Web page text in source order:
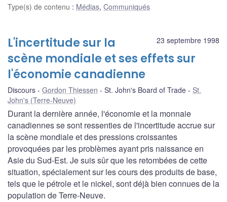
Type(s) de contenu : Médias, Communiqués
23 septembre 1998
L'incertitude sur la
scène mondiale et ses effets sur
l'économie canadienne
Discours Gordon Thiessen St. John's Board of Trade
St.
John's (Terre-Neuve)
Durant la dernière année, l'économie et la monnaie
canadiennes se sont ressenties de l'incertitude accrue sur
la scène mondiale et des pressions croissantes
provoquées par les problèmes ayant pris naissance en
Asie du Sud-Est. Je suis sûr que les retombées de cette
situation, spécialement sur les cours des produits de base,
tels que le pétrole et le nickel, sont déjà bien connues de la
population de Terre-Neuve.